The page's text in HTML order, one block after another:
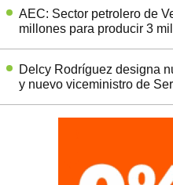
AEC: Sector petrolero de
millones para producir 3
Delcy Rodríguez designa
y nuevo viceministro de